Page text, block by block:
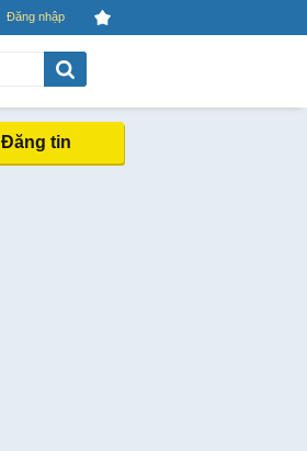
Đăng nhập
Đăng tin